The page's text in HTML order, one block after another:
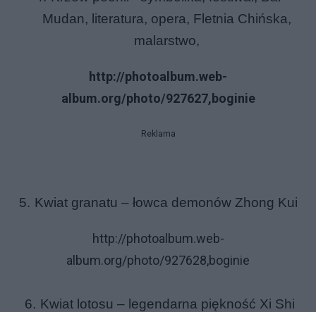
Mudan, literatura, opera, Fletnia Chińska,
malarstwo,
http://photoalbum.web-
album.org/photo/927627,boginie
Reklama
5. Kwiat granatu – łowca demonów Zhong Kui
http://photoalbum.web-
album.org/photo/927628,boginie
6. Kwiat lotosu – legendarna piękność Xi Shi